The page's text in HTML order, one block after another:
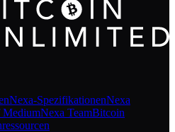
Nexa-SpezifikationenNexa
MediumNexa TeamBitcoin